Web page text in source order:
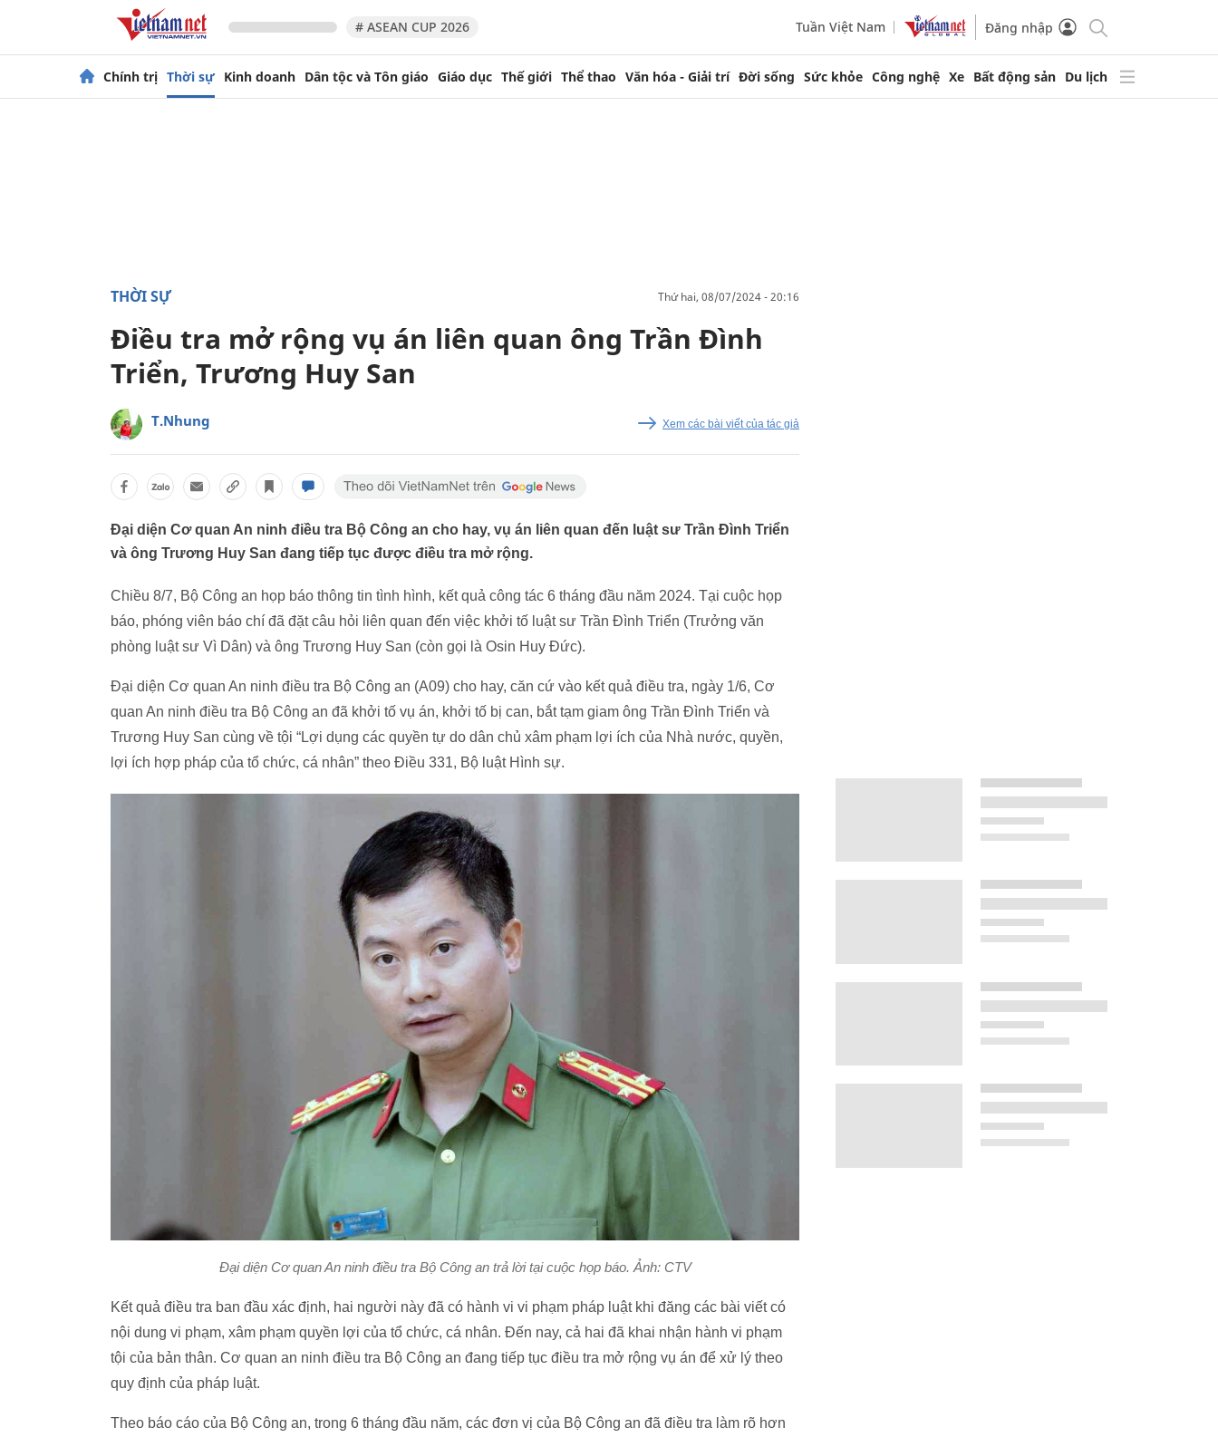
# ASEAN CUP 2026 Tuần Việt Nam Đăng nhập
Chính trị Thời sự Kinh doanh Dân tộc và Tôn giáo Giáo dục Thế giới Thể thao Văn hóa - Giải trí Đời sống Sức khỏe Công nghệ Xe Bất động sản Du lịch
THỜI SỰ thứ hai, 08/07/2024 - 20:16
Điều tra mở rộng vụ án liên quan ông Trần Đình
Triển, Trương Huy San
T.Nhung Xem các bài viết của tác giả
Đại diện Cơ quan An ninh điều tra Bộ Công an cho hay, vụ án liên quan đến luật sư Trần Đình Triển
và ông Trương Huy San đang tiếp tục được điều tra mở rộng.
Chiều 8/7, Bộ Công an họp báo thông tin tình hình, kết quả công tác 6 tháng đầu năm 2024. Tại cuộc họp
báo, phóng viên báo chí đã đặt câu hỏi liên quan đến việc khởi tố luật sư Trần Đình Triển (Trưởng văn
phòng luật sư Vì Dân) và ông Trương Huy San (còn gọi là Osin Huy Đức).
Đại diện Cơ quan An ninh điều tra Bộ Công an (A09) cho hay, căn cứ vào kết quả điều tra, ngày 1/6, Cơ
quan An ninh điều tra Bộ Công an đã khởi tố vụ án, khởi tố bị can, bắt tạm giam ông Trần Đình Triển và
Trương Huy San cùng về tội “Lợi dụng các quyền tự do dân chủ xâm phạm lợi ích của Nhà nước, quyền,
lợi ích hợp pháp của tổ chức, cá nhân” theo Điều 331, Bộ luật Hình sự.
Đại diện Cơ quan An ninh điều tra Bộ Công an trả lời tại cuộc họp báo. Ảnh: CTV
Kết quả điều tra ban đầu xác định, hai người này đã có hành vi vi phạm pháp luật khi đăng các bài viết có
nội dung vi phạm, xâm phạm quyền lợi của tổ chức, cá nhân. Đến nay, cả hai đã khai nhận hành vi phạm
tội của bản thân. Cơ quan an ninh điều tra Bộ Công an đang tiếp tục điều tra mở rộng vụ án để xử lý theo
quy định của pháp luật.
Theo báo cáo của Bộ Công an, trong 6 tháng đầu năm, các đơn vị của Bộ Công an đã điều tra làm rõ hơn